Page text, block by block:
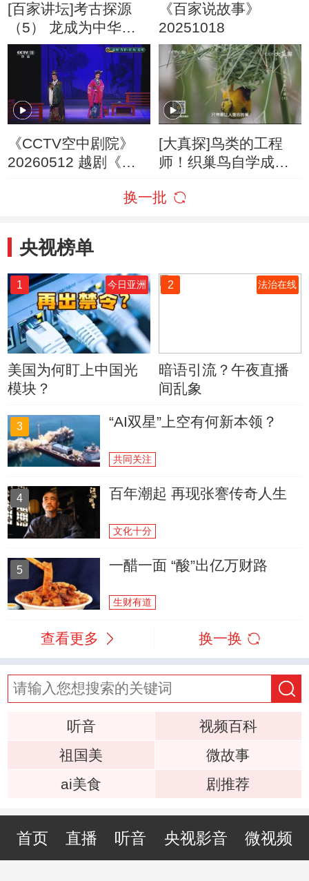
[百家讲坛]考古探源
（5） 龙成为中华民
族的象征
《百家说故事》
20251018
《CCTV空中剧院》
20260512 越剧《青
[大真探]鸟类的工程
师！织巢鸟自学成才
换一批
央视榜单
1 今日亚洲
美国为何盯上中国光
模块？
2 法治在线
暗语引流？午夜直播
间乱象
3 “AI双星”上空有何新本领？
共同关注
4 百年潮起 再现张謇传奇人生
文化十分
5 一醋一面 “酸”出亿万财路
生财有道
查看更多 换一换
听音
视频百科
祖国美
微故事
ai美食
剧推荐
首页 直播 听音 央视影音 微视频